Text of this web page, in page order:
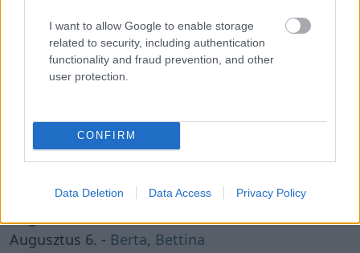
I want to allow Google to enable storage
related to security, including authentication
functionality and fraud prevention, and other
user protection.
CONFIRM
Data Deletion Data Access Privacy Policy
NÉVNAP KERESŐ
Augusztus 1. -Boglárka
Augusztus 2. -Lehel
Augusztus 4. -Dominika,Domonkos,Dominik
Augusztus 5. -Krisztina
Augusztus 6. - Berta, Bettina